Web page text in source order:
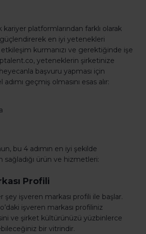
platformlarından farklı olarak
güçlendirerek en iyi yetenekleri
kurmanızı ve gerektiğinde işe
yeteneklerin şirketinize
başvuru yapması için
geçmiş olmasını esas alır:
bu 4 adımın en iyi şekilde
sağladığı ürün ve hizmetleri:
Profili
şey işveren markası profili ile başlar.
işveren markası profiliniz
ve şirket kültürünüzü yüzbinlerce
bir vitrindir.